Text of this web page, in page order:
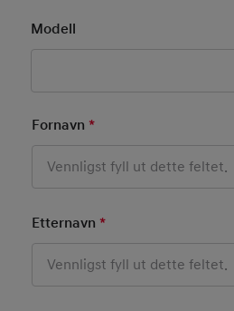
Basic User Info
Modell
Fornavn *Mandatory Field
Etternavn *Mandatory Field